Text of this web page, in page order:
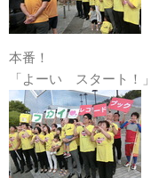
本番！
「よーい スタート！」